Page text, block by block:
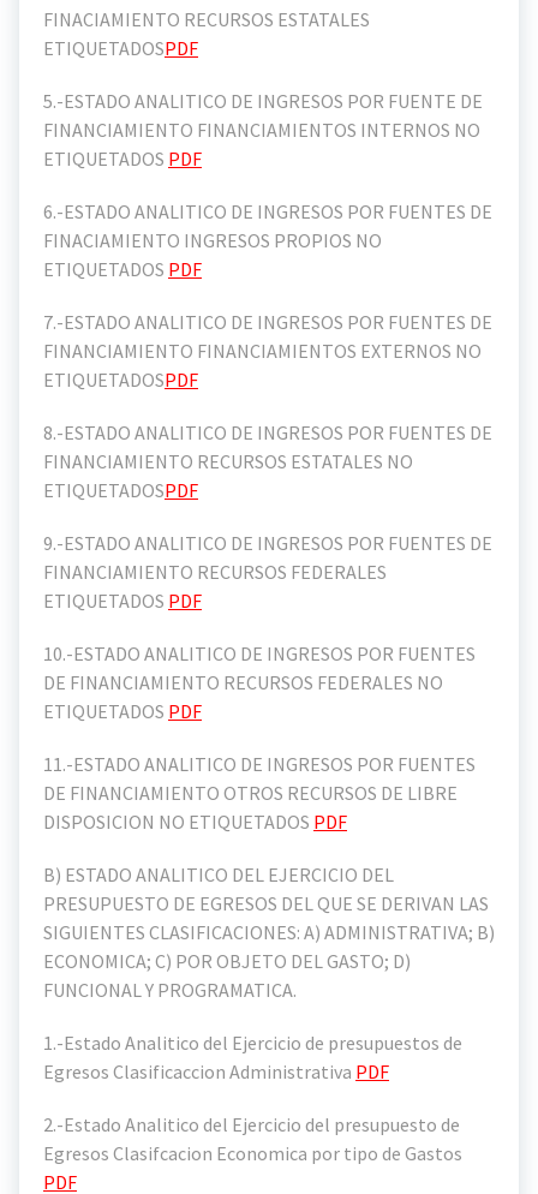
FINACIAMIENTO RECURSOS ESTATALES
ETIQUETADOSPDF
5.-ESTADO ANALITICO DE INGRESOS POR FUENTE DE
FINANCIAMIENTO FINANCIAMIENTOS INTERNOS NO
ETIQUETADOS PDF
6.-ESTADO ANALITICO DE INGRESOS POR FUENTES DE
FINACIAMIENTO INGRESOS PROPIOS NO
ETIQUETADOS PDF
7.-ESTADO ANALITICO DE INGRESOS POR FUENTES DE
FINANCIAMIENTO FINANCIAMIENTOS EXTERNOS NO
ETIQUETADOSPDF
8.-ESTADO ANALITICO DE INGRESOS POR FUENTES DE
FINANCIAMIENTO RECURSOS ESTATALES NO
ETIQUETADOSPDF
9.-ESTADO ANALITICO DE INGRESOS POR FUENTES DE
FINANCIAMIENTO RECURSOS FEDERALES
ETIQUETADOS PDF
10.-ESTADO ANALITICO DE INGRESOS POR FUENTES
DE FINANCIAMIENTO RECURSOS FEDERALES NO
ETIQUETADOS PDF
11.-ESTADO ANALITICO DE INGRESOS POR FUENTES
DE FINANCIAMIENTO OTROS RECURSOS DE LIBRE
DISPOSICION NO ETIQUETADOS PDF
B) ESTADO ANALITICO DEL EJERCICIO DEL
PRESUPUESTO DE EGRESOS DEL QUE SE DERIVAN LAS
SIGUIENTES CLASIFICACIONES: A) ADMINISTRATIVA; B)
ECONOMICA; C) POR OBJETO DEL GASTO; D)
FUNCIONAL Y PROGRAMATICA.
1.-Estado Analitico del Ejercicio de presupuestos de
Egresos Clasificaccion Administrativa PDF
2.-Estado Analitico del Ejercicio del presupuesto de
Egresos Clasifcacion Economica por tipo de Gastos
PDF